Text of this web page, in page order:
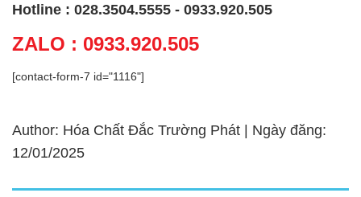
Hotline : 028.3504.5555 - 0933.920.505
ZALO : 0933.920.505
[contact-form-7 id="1116"]
Author: Hóa Chất Đắc Trường Phát | Ngày đăng:
12/01/2025